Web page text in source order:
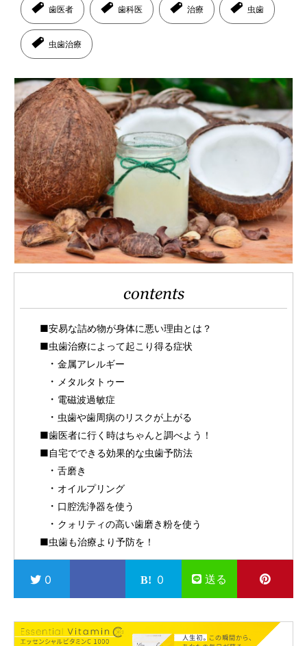
歯医者 歯科医 治療 虫歯
虫歯治療
contents
■安易な詰め物が身体に悪い理由とは？
■虫歯治療によって起こり得る症状
金属アレルギー
メタルタトゥー
電磁波過敏症
虫歯や歯周病のリスクが上がる
■歯医者に行く時はちゃんと調べよう！
■自宅でできる効果的な虫歯予防法
舌磨き
オイルプリング
口腔洗浄器を使う
クォリティの高い歯磨き粉を使う
■虫歯も治療より予防を！
0 0 送る